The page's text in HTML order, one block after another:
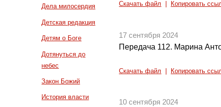
Дела милосердия
Детская редакция
Детям о Боге
Дотянуться до
небес
Закон Божий
История власти
Скачать файл Копировать
17 сентября 2024
Передача 112. Марина
Скачать файл Копировать
10 сентября 2024